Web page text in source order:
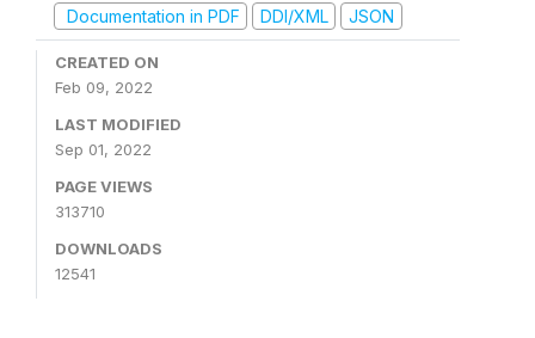
Documentation in PDF
DDI/XML JSON
CREATED ON
Feb 09, 2022
LAST MODIFIED
Sep 01, 2022
PAGE VIEWS
313710
DOWNLOADS
12541